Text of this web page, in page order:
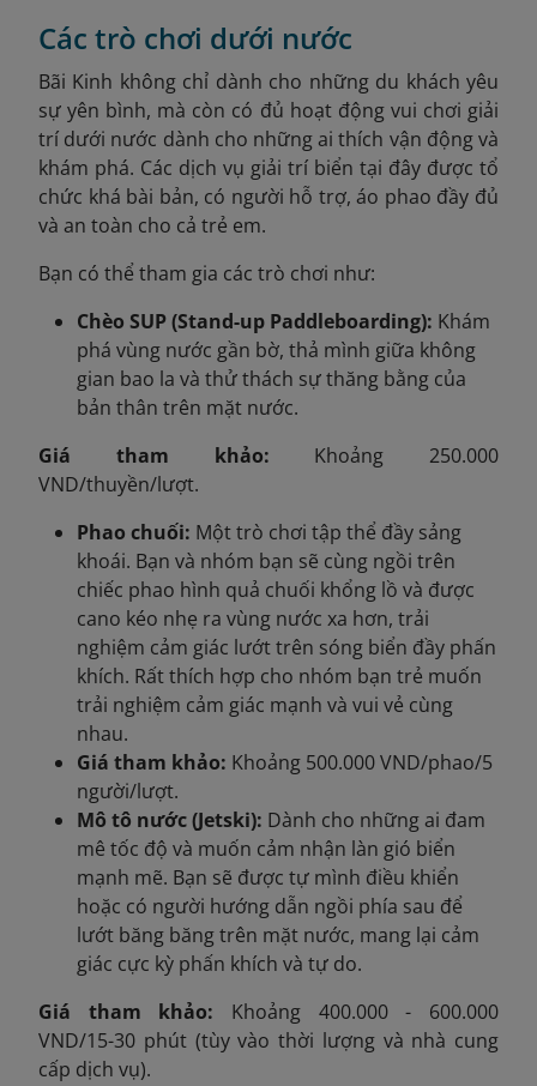
Các trò chơi dưới nước
Bãi Kinh không chỉ dành cho những du khách yêu
sự yên bình, mà còn có đủ hoạt động vui chơi giải
trí dưới nước dành cho những ai thích vận động và
khám phá. Các dịch vụ giải trí biển tại đây được tổ
chức khá bài bản, có người hỗ trợ, áo phao đầy đủ
và an toàn cho cả trẻ em.
Bạn có thể tham gia các trò chơi như:
Chèo SUP (Stand-up Paddleboarding): Khám
phá vùng nước gần bờ, thả mình giữa không
gian bao la và thử thách sự thăng bằng của
bản thân trên mặt nước.
Giá tham khảo: Khoảng 250.000
VND/thuyền/lượt.
Phao chuối: Một trò chơi tập thể đầy sảng
khoái. Bạn và nhóm bạn sẽ cùng ngồi trên
chiếc phao hình quả chuối khổng lồ và được
cano kéo nhẹ ra vùng nước xa hơn, trải
nghiệm cảm giác lướt trên sóng biển đầy phấn
khích. Rất thích hợp cho nhóm bạn trẻ muốn
trải nghiệm cảm giác mạnh và vui vẻ cùng
nhau.
Giá tham khảo: Khoảng 500.000 VND/phao/5
người/lượt.
Mô tô nước (Jetski): Dành cho những ai đam
mê tốc độ và muốn cảm nhận làn gió biển
mạnh mẽ. Bạn sẽ được tự mình điều khiển
hoặc có người hướng dẫn ngồi phía sau để
lướt băng băng trên mặt nước, mang lại cảm
giác cực kỳ phấn khích và tự do.
Giá tham khảo: Khoảng 400.000 - 600.000
VND/15-30 phút (tùy vào thời lượng và nhà cung
cấp dịch vụ).